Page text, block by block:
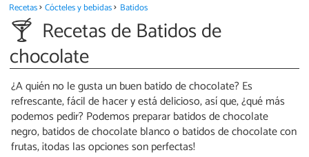
Recetas Cócteles y bebidas Batidos
Recetas de Batidos de
chocolate
¿A quién no le gusta un buen batido de chocolate? Es
refrescante, fácil de hacer y está delicioso, así que, ¿qué más
podemos pedir? Podemos preparar batidos de chocolate
negro, batidos de chocolate blanco o batidos de chocolate con
frutas, ¡todas las opciones son perfectas!